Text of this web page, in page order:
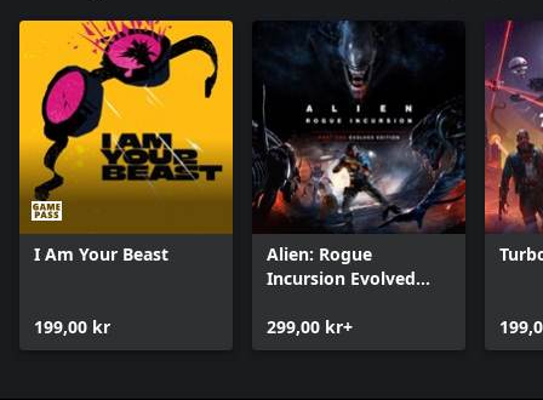
I Am Your Beast
199,00 kr
Alien: Rogue
Incursion Evolved
299,00 kr+